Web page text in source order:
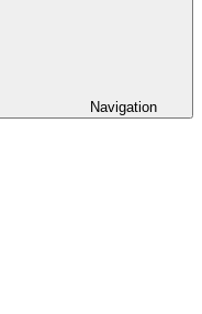
Navigation